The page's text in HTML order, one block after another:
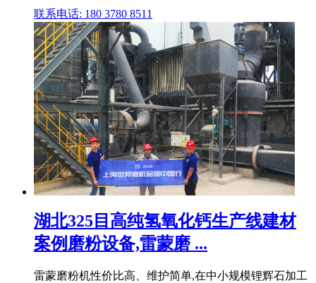
联系电话: 180 3780 8511
湖北325目高纯氢氧化钙生产线建材
案例磨粉设备,雷蒙磨 ...
雷蒙磨粉机性价比高、维护简单,在中小规模锂辉石加工